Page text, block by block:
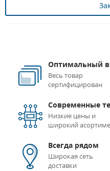
Оптимальный
Весь товар
сертифицирован
Современные
Низкие цены и
широкий
Всегда рядом
Широкая сеть
доставки